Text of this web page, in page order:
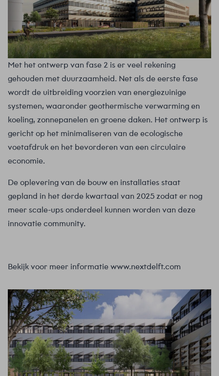
Met het ontwerp van fase 2 is er veel rekening
gehouden met duurzaamheid. Net als de eerste fase
wordt de uitbreiding voorzien van energiezuinige
systemen, waaronder geothermische verwarming en
koeling, zonnepanelen en groene daken. Het ontwerp is
gericht op het minimaliseren van de ecologische
voetafdruk en het bevorderen van een circulaire
economie.
De oplevering van de bouw en installaties staat
gepland in het derde kwartaal van 2025 zodat er nog
meer scale-ups onderdeel kunnen worden van deze
innovatie community.
Bekijk voor meer informatie www.nextdelft.com